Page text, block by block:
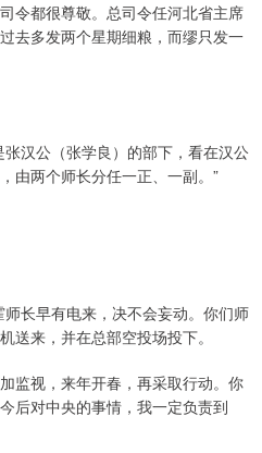
令都很尊敬。总司令任河北省主席
去多发两个星期细粮，而缪只发一
汉公（张学良）的部下，看在汉公
由两个师长分任一正、一副。”
长早有电来，决不会妄动。你们师
送来，并在总部空投场投下。
监视，来年开春，再采取行动。你
后对中央的事情，我一定负责到